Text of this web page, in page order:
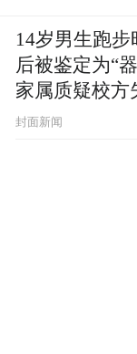
14岁男生跑步
后被鉴定为“
家属质疑校方
封面新闻